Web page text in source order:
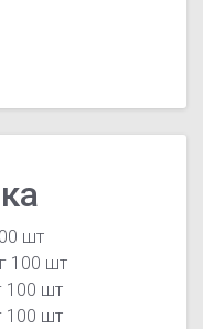
шт
100 шт
100 шт
100 шт